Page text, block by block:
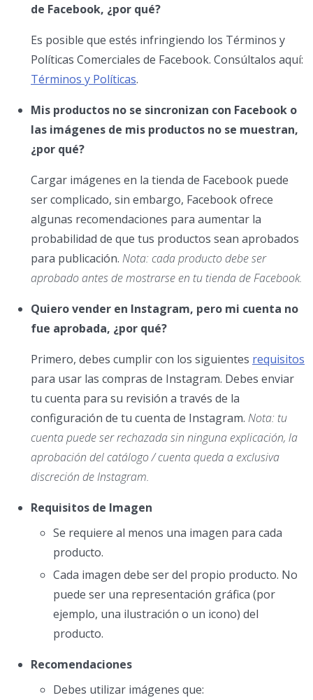
de Facebook, ¿por qué?
Es posible que estés infringiendo los Términos y
Políticas Comerciales de Facebook. Consúltalos aquí:
Términos y Políticas.
Mis productos no se sincronizan con Facebook o
las imágenes de mis productos no se muestran,
¿por qué?
Cargar imágenes en la tienda de Facebook puede
ser complicado, sin embargo, Facebook ofrece
algunas recomendaciones para aumentar la
probabilidad de que tus productos sean aprobados
para publicación. Nota: cada producto debe ser
aprobado antes de mostrarse en tu tienda de Facebook.
Quiero vender en Instagram, pero mi cuenta no
fue aprobada, ¿por qué?
Primero, debes cumplir con los siguientes requisitos
para usar las compras de Instagram. Debes enviar
tu cuenta para su revisión a través de la
configuración de tu cuenta de Instagram. Nota: tu
cuenta puede ser rechazada sin ninguna explicación, la
aprobación del catálogo / cuenta queda a exclusiva
discreción de Instagram.
Requisitos de Imagen
Se requiere al menos una imagen para cada
producto.
Cada imagen debe ser del propio producto. No
puede ser una representación gráfica (por
ejemplo, una ilustración o un icono) del
producto.
Recomendaciones
Debes utilizar imágenes que: